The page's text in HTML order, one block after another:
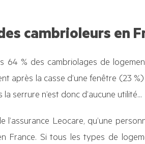
cambrioleurs en
64 % des cambriolages de
après la casse d’une fenêtre (23 %)
serrure n’est donc d’aucune utilité…
Leocare, qu’une
France. Si tous les types de